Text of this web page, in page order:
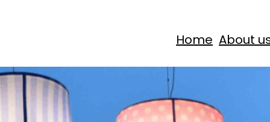
Home About